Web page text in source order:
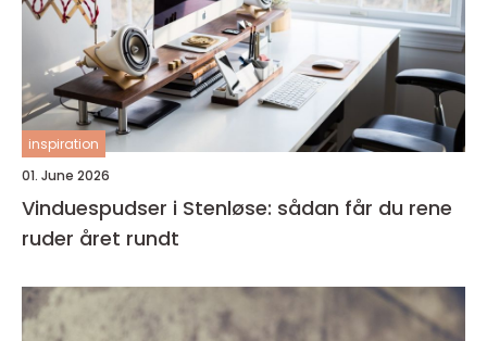
inspiration
01. June 2026
Vinduespudser i Stenløse: sådan får du rene
ruder året rundt